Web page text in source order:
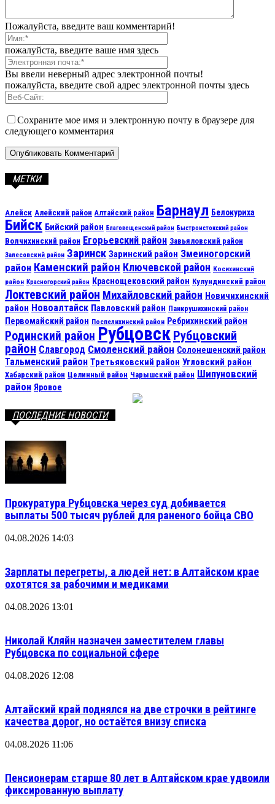
Пожалуйста, введите ваш комментарий!
пожалуйста, введите ваше имя здесь
Вы ввели неверный адрес электронной почты!
пожалуйста, введите свой адрес электронной почты здесь
Сохраните мое имя и электронную почту в браузере для
следующего комментария
МЕТКИ
Алейск Алейский район Алтайский район Барнаул Белокуриха
Бийск Бийский район Благовещенский район Быстроистокский район
Волчихинский район Егорьевский район Завьяловский район
Залесовский район Заринск Заринский район Змеиногорский
район Каменский район Ключевской район Косихинский
район Красногорский район Краснощековский район Кулундинский район
Локтевский район Михайловский район Новичихинский
район Новоалтайск Павловский район Панкрушихинский район
Первомайский район Поспелихинский район Ребрихинский район
Родинский район Рубцовск Рубцовский
район Славгород Смоленский район Солонешенский район
Тальменский район Третьяковский район Угловский район
Хабарский район Целинный район Чарышский район Шипуновский
район Яровое
ПОСЛЕДНИЕ НОВОСТИ
Прокуратура Рубцовска через суд добивается
выплаты 500 тысяч рублей для раненого бойца СВО
04.08.2026 14:03
Зарплаты перегреты, а людей нет: в Алтайском крае
охотятся за рабочими и медиками
04.08.2026 13:01
Николай Кляйн назначен заместителем главы
Рубцовска по социальной сфере
04.08.2026 12:08
Алтайский край поднялся на две строчки в рейтинге
качества дорог, но остаётся внизу списка
04.08.2026 11:06
Пенсионерам старше 80 лет в Алтайском крае удвоили
фиксированную выплату